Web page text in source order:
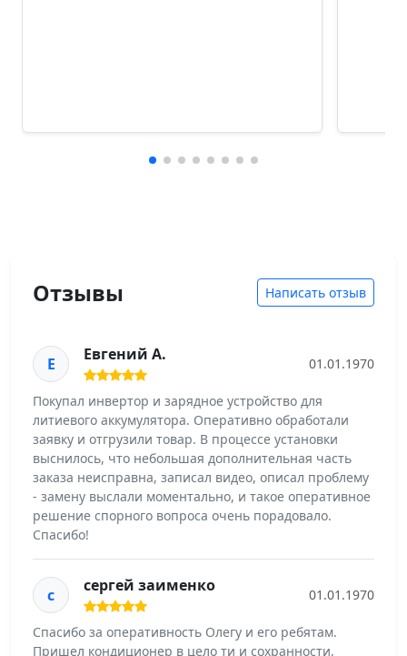
Отзывы Написать отзыв
Е Евгений А. 01.01.1970
Покупал инвертор и зарядное устройство для
литиевого аккумулятора. Оперативно обработали
заявку и отгрузили товар. В процессе установки
выснилось, что небольшая дополнительная часть
заказа неисправна, записал видео, описал проблему
- замену выслали моментально, и такое оперативное
решение спорного вопроса очень порадовало.
Спасибо!
с сергей заименко 01.01.1970
Спасибо за оперативность Олегу и его ребятам.
Пришел кондиционер в цело ти и сохранности,